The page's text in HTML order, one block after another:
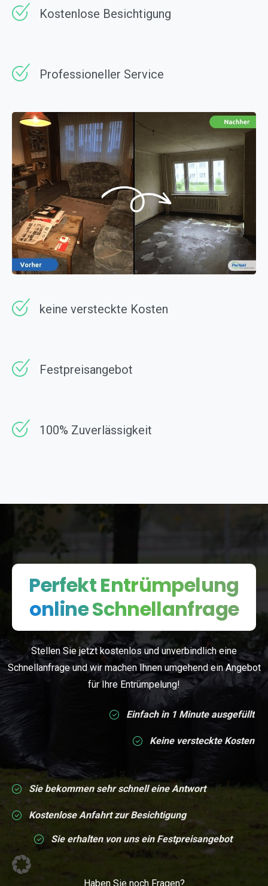
Kostenlose Besichtigung
Professioneller Service
keine versteckte Kosten
Festpreisangebot
100% Zuverlässig­keit
Perfekt Entrümpelung
kostenlose
Schnellanfrage
Stellen Sie jetzt kostenlos und unverbindlich eine
Schnellanfrage und wir machen Ihnen umgehend ein Angebot
für Ihre Entrümpelung!
Einfach in 1 Minute ausgefüllt
Keine versteckte Kosten
Sie bekommen sehr schnell eine Antwort
Kostenlose Anfahrt zur Besichtigung